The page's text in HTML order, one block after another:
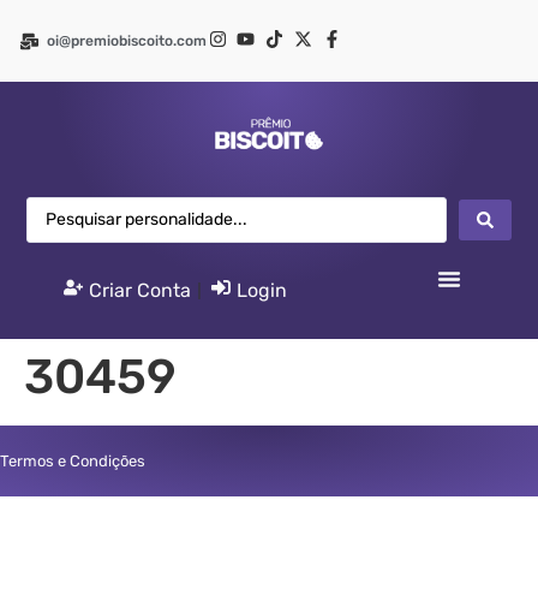
oi@premiobiscoito.com
Criar Conta Login
30459
Termos e Condições